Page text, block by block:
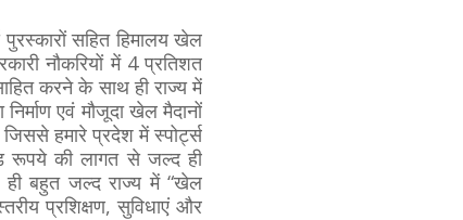
पुरस्कारों सहित हिमालय खेल
नौकरियों में 4 प्रतिशत
करने के साथ ही राज्य में
एवं मौजूदा खेल मैदानों
हमारे प्रदेश में स्पोर्ट्स
रूपये की लागत से जल्द ही
ही बहुत जल्द राज्य में “खेल
प्रशिक्षण, सुविधाएं और